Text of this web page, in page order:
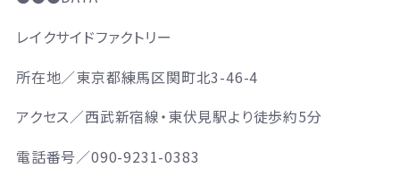
レイクサイドファクトリー
所在地／東京都練馬区関町北3-46-4
アクセス／西武新宿線・東伏見駅より徒歩約5分
電話番号／090-9231-0383